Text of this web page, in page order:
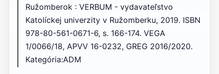
Ružomberok : VERBUM - vydavateľstvo
Katolíckej univerzity v Ružomberku, 2019. ISBN
978-80-561-0671-6, s. 166-174. VEGA
1/0066/18, APVV 16-0232, GREG 2016/2020.
Kategória:ADM